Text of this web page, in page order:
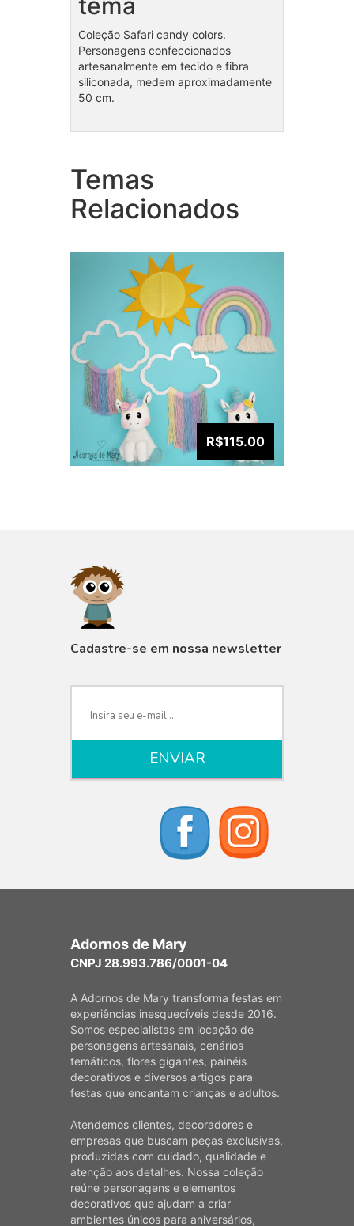
tema
Coleção Safari candy colors.
Personagens confeccionados
artesanalmente em tecido e fibra
siliconada, medem aproximadamente
50 cm.
Temas
Relacionados
Coleção Unicórnios
R$115.00
Cadastre-se em nossa newsletter
Adornos de Mary
CNPJ 28.993.786/0001-04
A Adornos de Mary transforma festas em
experiências inesquecíveis desde 2016.
Somos especialistas em locação de
personagens artesanais, cenários
temáticos, flores gigantes, painéis
decorativos e diversos artigos para
festas que encantam crianças e adultos.
Atendemos clientes, decoradores e
empresas que buscam peças exclusivas,
produzidas com cuidado, qualidade e
atenção aos detalhes. Nossa coleção
reúne personagens e elementos
decorativos que ajudam a criar
ambientes únicos para aniversários,